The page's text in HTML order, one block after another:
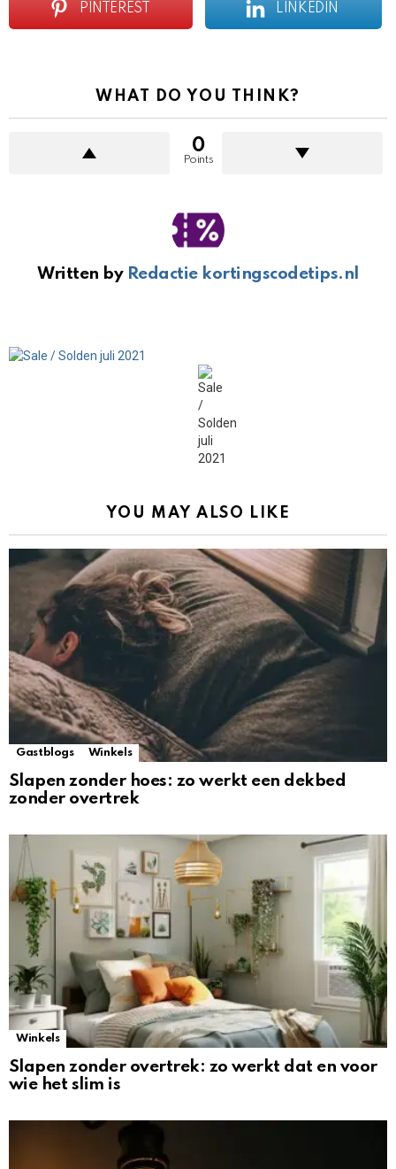
PINTEREST LINKEDIN
WHAT DO YOU THINK?
0
Points
Written by Redactie kortingscodetips.nl
YOU MAY ALSO LIKE
Gastblogs Winkels
Slapen zonder hoes: zo werkt een dekbed
zonder overtrek
Winkels
Slapen zonder overtrek: zo werkt dat en voor
wie het slim is